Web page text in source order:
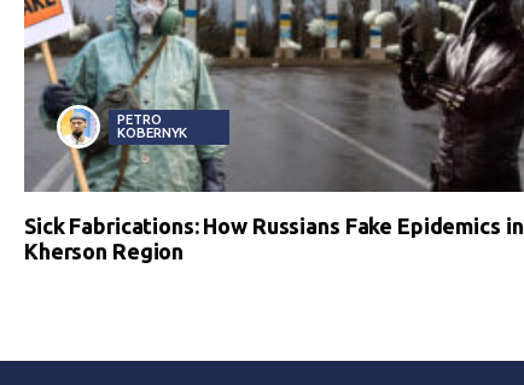
PETRO
KOBERNYK
Sick Fabrications: How Russians Fake Epidemics in
Kherson Region